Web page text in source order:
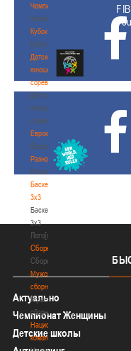
Чемпионат
Чемпионат
Кубок
Кубок
Детско-
юношеские
соревнования
Детско-
юношеские
соревнования
Еврокубки
Еврокубки
Разное
Разное
Баскетбол
3х3
Баскетбол
3х3
Лого[modid=121]
Сборные
Сборные
Мужские
сборные
Мужские
сборные
Национальная
команда
Актуально
Чемпионат Женщины
Детские школы